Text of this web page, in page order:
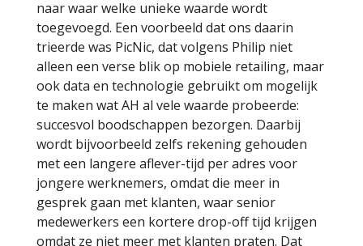
naar waar welke unieke waarde wordt
toegevoegd. Een voorbeeld dat ons daarin
trieerde was PicNic, dat volgens Philip niet
alleen een verse blik op mobiele retailing, maar
ook data en technologie gebruikt om mogelijk
te maken wat AH al vele waarde probeerde:
succesvol boodschappen bezorgen. Daarbij
wordt bijvoorbeeld zelfs rekening gehouden
met een langere aflever-tijd per adres voor
jongere werknemers, omdat die meer in
gesprek gaan met klanten, waar senior
medewerkers een kortere drop-off tijd krijgen
omdat ze niet meer met klanten praten. Dat